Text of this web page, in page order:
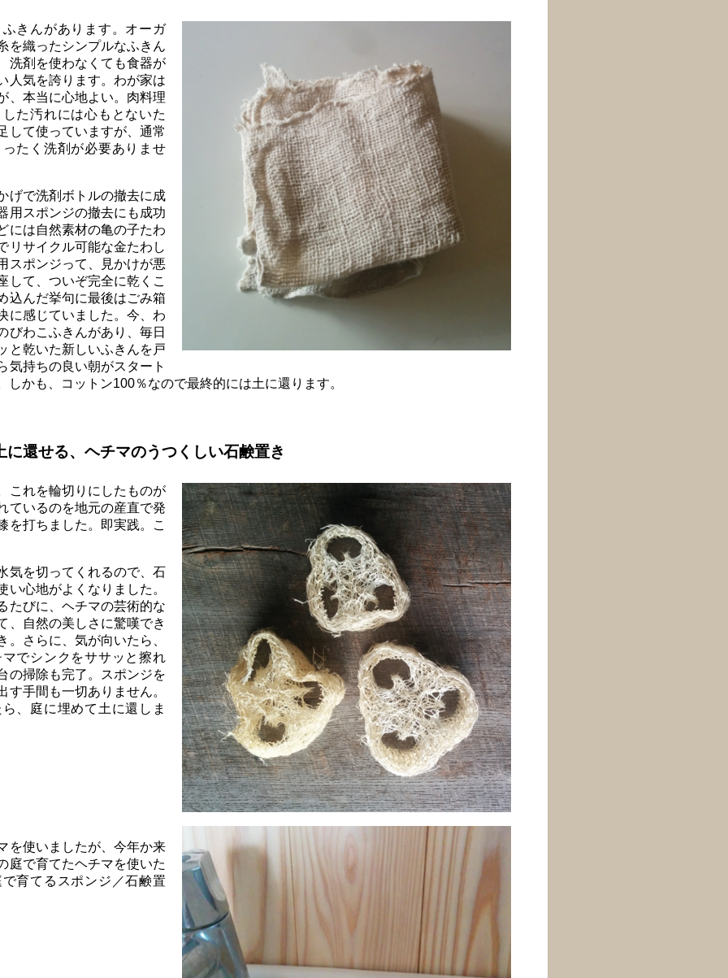
ふきんがあります。オーガ
を織ったシンプルなふきん
洗剤を使わなくても食器が
人気を誇ります。わが家は
、本当に心地よい。肉料理
た汚れには心もとないた
して使っていますが、通常
たく洗剤が必要ありませ
げで洗剤ボトルの撤去に成
用スポンジの撤去にも成功
には自然素材の亀の子たわ
リサイクル可能な金たわし
スポンジって、見かけが悪
して、ついぞ完全に乾くこ
込んだ挙句に最後はごみ箱
感じていました。今、わ
びわこふきんがあり、毎日
と乾いた新しいふきんを戸
気持ちの良い朝がスタート
しかも、コットン100％なので最終的には土に還ります。
に還せる、ヘチマのうつくしい石鹸置き
これを輪切りにしたものが
ているのを地元の産直で発
を打ちました。即実践。こ
気を切ってくれるので、石
い心地がよくなりました。
たびに、ヘチマの芸術的な
、自然の美しさに驚嘆でき
。さらに、気が向いたら、
でシンクをササッと擦れ
の掃除も完了。スポンジを
す手間も一切ありません。
、庭に埋めて土に還しま
を使いましたが、今年か来
庭で育てたヘチマを使いた
育てるスポンジ／石鹸置